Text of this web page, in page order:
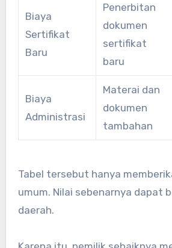
Biaya
Sertifikat
Baru
Penerbitan
dokumen
sertifikat
baru
Biaya
Administrasi
Materai dan
dokumen
tambahan
Tabel tersebut hanya
umum. Nilai sebenarnya dapat
daerah.